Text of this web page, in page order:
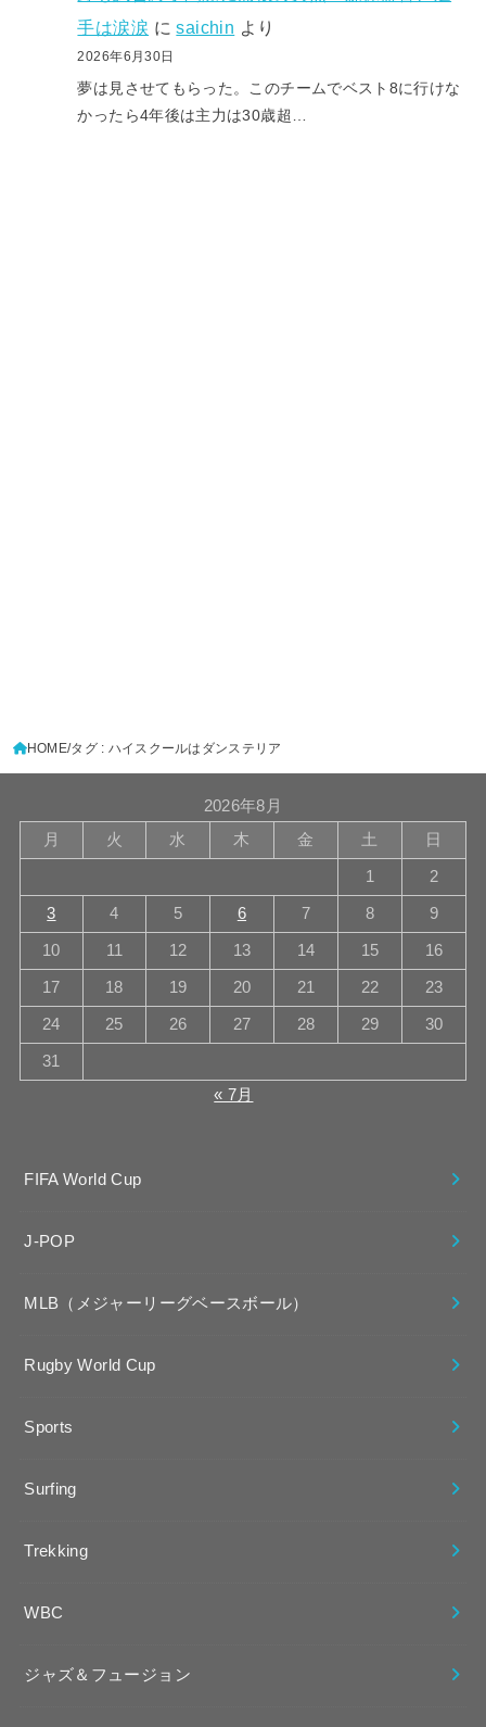
手は涙涙 にsaichin より
2026年6月30日
夢は見させてもらった。このチームでベスト8に行けな
かったら4年後は主力は30歳超…
HOME タグ : ハイスクールはダンステリア
2026年8月
月
火 水 木 金 土 日
1 2
3 4 5 6 7 8 9
10 11 12 13 14 15 16
17 18 19 20 21 22 23
24 25 26 27 28 29 30
31
« 7月
FIFA World Cup
J-POP
MLB（メジャーリーグベースボール）
Rugby World Cup
Sports
Surfing
Trekking
WBC
ジャズ＆フュージョン